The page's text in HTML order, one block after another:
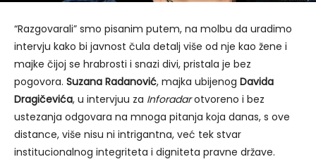
“Razgovarali” smo pisanim putem, na molbu da uradimo
intervju kako bi javnost čula detalj više od nje kao žene i
majke čijoj se hrabrosti i snazi divi, pristala je bez
pogovora. Suzana Radanović, majka ubijenog Davida
Dragičevića, u intervjuu za Inforadarotvoreno i bez
ustezanja odgovara na mnoga pitanja koja danas, s ove
distance, više nisu ni intrigantna, već tek stvar
institucionalnog integriteta i digniteta pravne države.